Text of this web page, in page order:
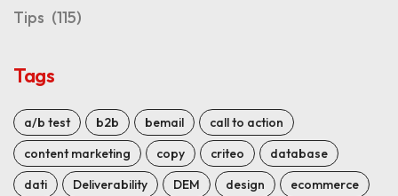
Tips (115)
Tags
a/b test b2b bemail
call to action
content marketing
copy criteo
database
dati
Deliverability DEM design
ecommerce